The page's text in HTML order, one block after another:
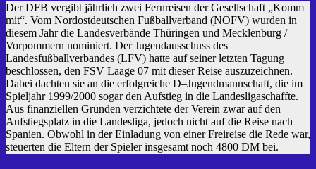
Der DFB vergibt jährlich zwei Fernreisen der Gesellschaft „Komm
mit“. Vom Nordostdeutschen Fußballverband (NOFV) wurden in
diesem Jahr die Landesverbände Thüringen und Mecklenburg /
Vorpommern nominiert. Der Jugendausschuss des
Landesfußballverbandes (LFV) hatte auf seiner letzten Tagung
beschlossen, den FSV Laage 07 mit dieser Reise auszuzeichnen.
Dabei dachten sie an die erfolgreiche D–Jugendmannschaft, die im
Spieljahr 1999/2000 sogar den Aufstieg in die Landesligaschaffte.
Aus finanziellen Gründen verzichtete der Verein zwar auf den
Aufstiegsplatz in die Landesliga, jedoch nicht auf die Reise nach
Spanien. Obwohl in der Einladung von einer Freireise die Rede war,
steuerten die Eltern der Spieler insgesamt noch 4800 DM bei.